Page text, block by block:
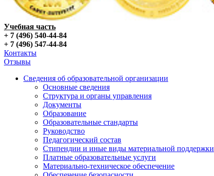
Учебная часть
+ 7 (496) 540-44-84
+ 7 (496) 547-44-84
Контакты
Отзывы
Сведения об образовательной организации
Основные сведения
Структура и органы управления
Документы
Образование
Образовательные стандарты
Руководство
Педагогический состав
Стипендии и иные виды материальной поддержки
Платные образовательные услуги
Материально-техническое обеспечение